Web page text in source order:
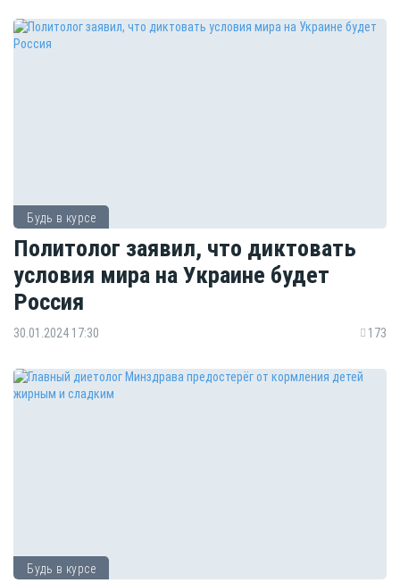
Будь в курсе
Политолог заявил, что диктовать
условия мира на Украине будет
Россия
30.01.2024 17:30 173
Будь в курсе